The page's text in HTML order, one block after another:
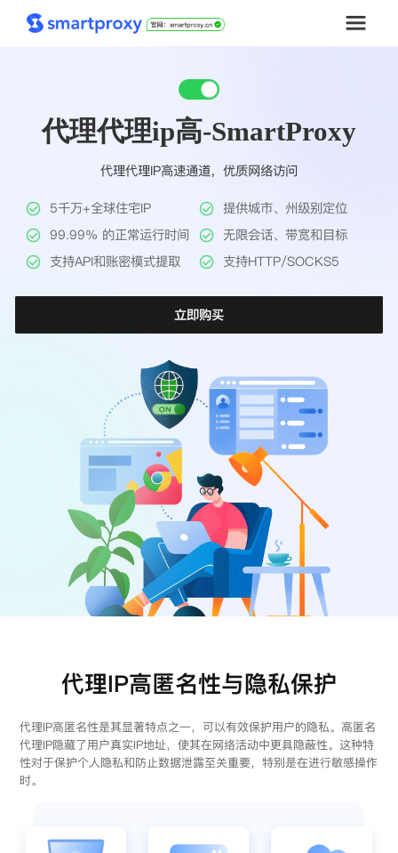
套餐购买
工具
帮助中心
代理代理ip高-SmartProxy
代理代理IP高速通道，优质网络访问
5千万+全球住宅IP
提供城市、州级别定位
99.99% 的正常运行时间
无限会话、带宽和目标
支持API和账密模式提取
支持HTTP/SOCKS5
立即购买
代理IP高匿名性与隐私保护
代理IP高匿名性是其显著特点之一，可以有效保护用户的隐私。高匿名
代理IP隐藏了用户真实IP地址，使其在网络活动中更具隐蔽性。这种特
性对于保护个人隐私和防止数据泄露至关重要，特别是在进行敏感操作
时。